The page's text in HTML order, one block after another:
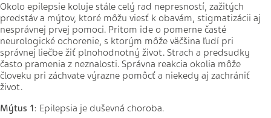
Okolo epilepsie koluje stále celý rad nepresností, zažitých
predstáv a mýtov, ktoré môžu viesť k obavám, stigmatizácii aj
nesprávnej prvej pomoci. Pritom ide o pomerne časté
neurologické ochorenie, s ktorým môže väčšina ľudí pri
správnej liečbe žiť plnohodnotný život. Strach a predsudky
často pramenia z neznalosti. Správna reakcia okolia môže
človeku pri záchvate výrazne pomôcť a niekedy aj zachrániť
život.
Mýtus 1: Epilepsia je duševná choroba.